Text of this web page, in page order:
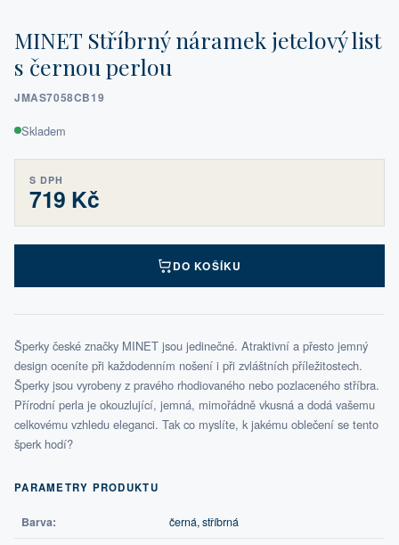
MINET Stříbrný náramek jetelový list
s černou perlou
JMAS7058CB19
Skladem
S DPH
719 Kč
DO KOŠÍKU
Šperky české značky MINET jsou jedinečné. Atraktivní a přesto jemný
design oceníte při každodenním nošení i při zvláštních příležitostech.
Šperky jsou vyrobeny z pravého rhodiovaného nebo pozlaceného stříbra.
Přírodní perla je okouzlující, jemná, mimořádně vkusná a dodá vašemu
celkovému vzhledu eleganci. Tak co myslíte, k jakému oblečení se tento
šperk hodí?
PARAMETRY PRODUKTU
Barva: černá, stříbrná